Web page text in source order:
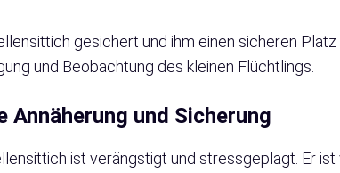
gesichert und ihm einen sicheren
und Beobachtung des kleinen Flüchtlings.
Annäherung und Sicherung
ist verängstigt und stressgeplagt. Er